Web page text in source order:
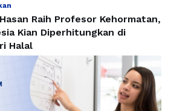
Raih Profesor Kehormatan,
Kian Diperhitungkan di
Halal